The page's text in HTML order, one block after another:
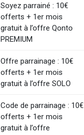
Soyez parrainé : 10€
offerts + 1er mois
gratuit à l’offre Qonto
PREMIUM
Offre parrainage : 10€
offerts + 1er mois
gratuit à l’offre SOLO
Code de parrainage : 10€
offerts + 1er mois
gratuit à l’offre